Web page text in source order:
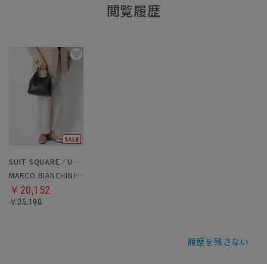
閲覧履歴
SUIT SQUARE／UNIVERSAL LANGUAGE／WHITE
MARCO BIANCHINI／ミニトートバッグ
￥20,152
￥25,190
履歴を残さない